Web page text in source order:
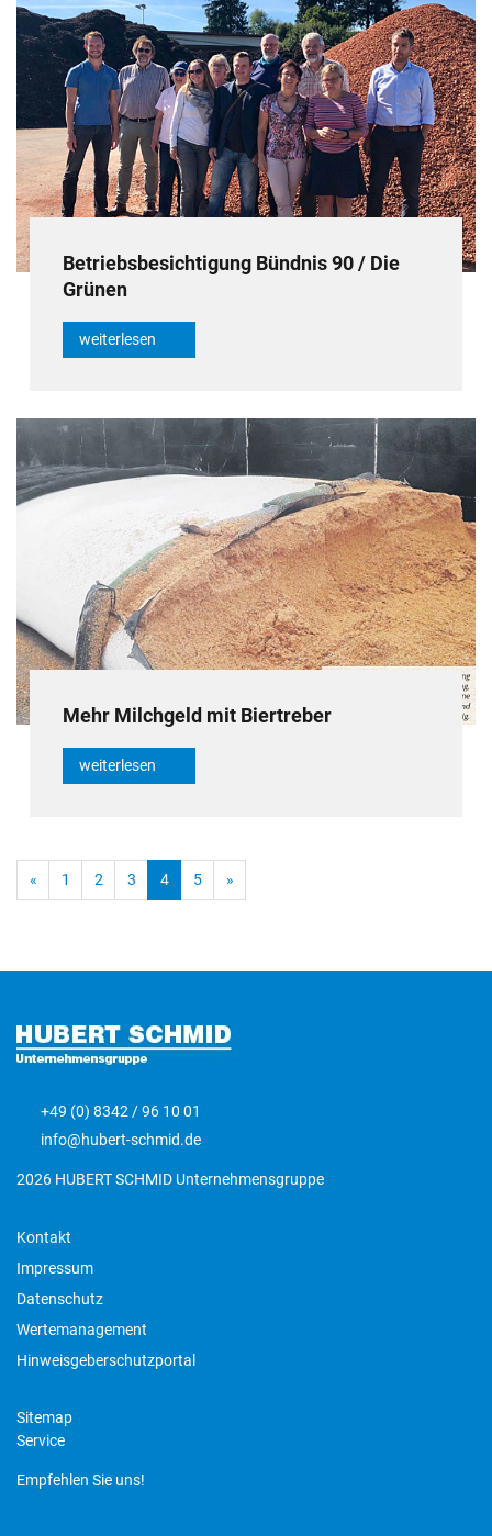
Betriebsbesichtigung Bündnis 90 / Die
Grünen
weiterlesen
Mehr Milchgeld mit Biertreber
weiterlesen
« 1 2 3 4 5 »
+49 (0) 8342 / 96 10 01
info@hubert-schmid.de
2026 HUBERT SCHMID Unternehmensgruppe
Kontakt
Impressum
Datenschutz
Wertemanagement
Hinweisgeberschutzportal
Sitemap
Service
Empfehlen Sie uns!